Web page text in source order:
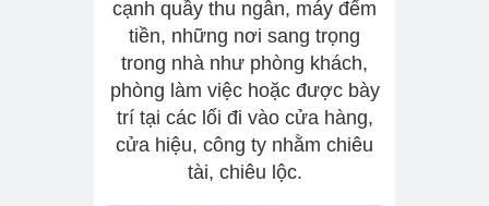
cạnh quầy thu ngân, máy đếm
tiền, những nơi sang trọng
trong nhà như phòng khách,
phòng làm việc hoặc được bày
trí tại các lối đi vào cửa hàng,
cửa hiệu, công ty nhằm chiêu
tài, chiêu lộc.